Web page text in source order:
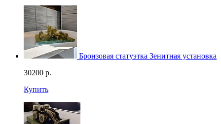
Бронзовая статуэтка Зенитная установка
30200 р.
Купить